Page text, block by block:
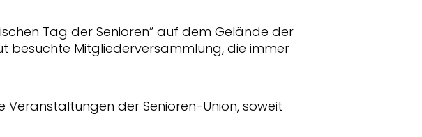
Tag der Senioren” auf dem Gelände der
besuchte Mitgliederversammlung, die immer
der Senioren-Union, soweit